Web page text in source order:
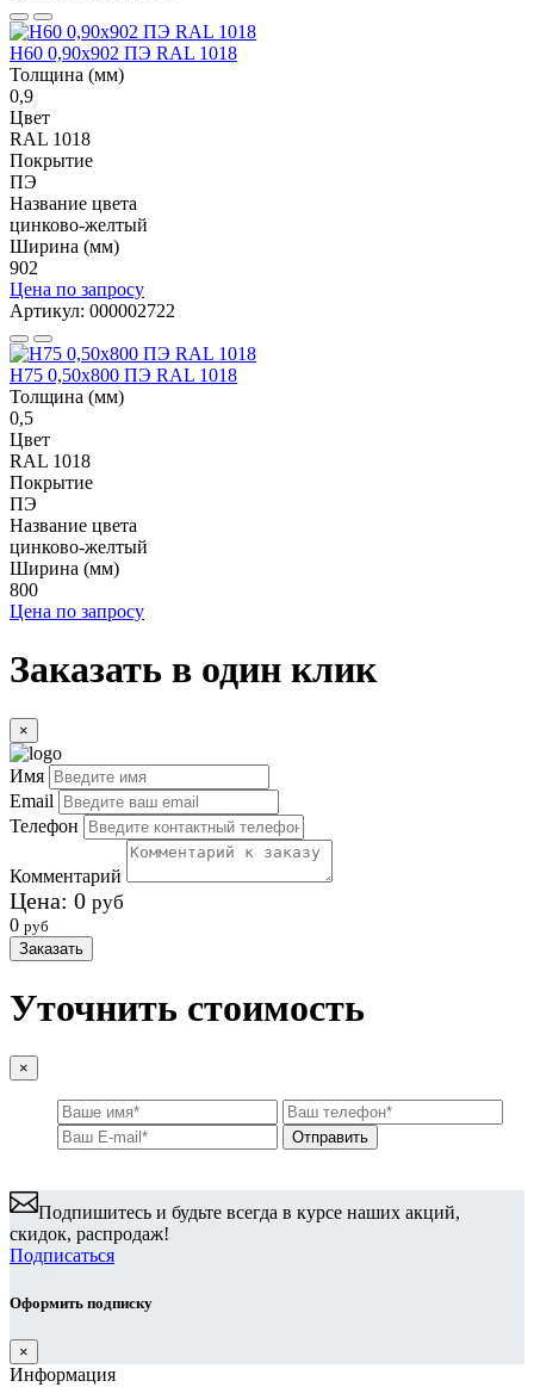
Н60 0,90x902 ПЭ RAL 1018
Толщина (мм)
0,9
Цвет
RAL 1018
Покрытие
ПЭ
Название цвета
цинково-желтый
Ширина (мм)
902
Цена по запросу
Артикул: 000002722
Н75 0,50x800 ПЭ RAL 1018
Толщина (мм)
0,5
Цвет
RAL 1018
Покрытие
ПЭ
Название цвета
цинково-желтый
Ширина (мм)
800
Цена по запросу
Заказать в один клик
×
Имя
Email
Телефон
Комментарий
Цена: 0 руб
0 руб
Заказать
Уточнить стоимость
×
Подпишитесь и будьте всегда в курсе наших акций,
скидок, распродаж!
Подписаться
Оформить подписку
×
Информация